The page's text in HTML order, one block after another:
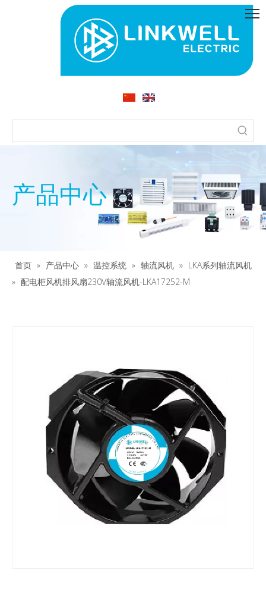
产品中心
首页 » 产品中心 » 温控系统 » 轴流风机 » LKA系列轴流风机
» 配电柜风机排风扇230V轴流风机-LKA17252-M